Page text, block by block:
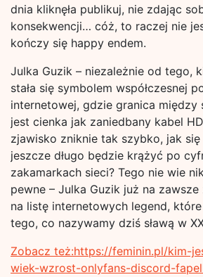
dnia kliknęła publikuj, nie zdając
konsekwencji… cóż, to raczej nie
kończy się happy endem.
Julka Guzik – niezależnie od tego,
stała się symbolem współczesnej
internetowej, gdzie granica między
jest cienka jak zaniedbany kabel
zjawisko zniknie tak szybko, jak się
jeszcze długo będzie krążyć po
zakamarkach sieci? Tego nie wie
pewne – Julka Guzik już na
na listę internetowych legend,
tego, co nazywamy dziś sławą w
Zobacz też:https://feminin.pl/kim-
wiek-wzrost-onlyfans-discord-